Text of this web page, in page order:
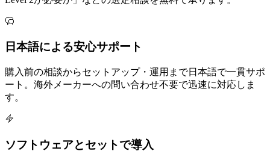
日本語による安心サポート
購入前の相談からセットアップ・運用まで日本語で一貫サポ
ート。海外メーカーへの問い合わせ不要で迅速に対応しま
す。
ソフトウェアとセットで導入